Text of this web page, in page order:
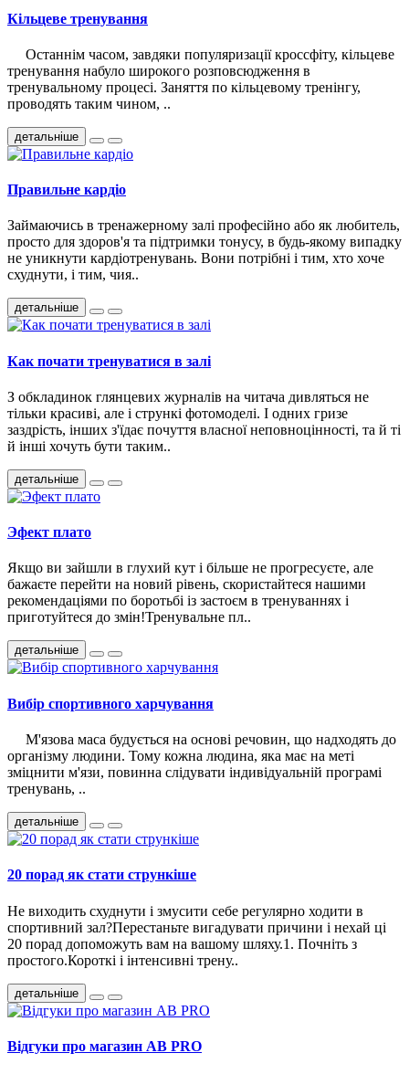
Кільцеве тренування
Останнім часом, завдяки популяризації кроссфіту, кільцеве
тренування набуло широкого розповсюдження в
тренувальному процесі. Заняття по кільцевому тренінгу,
проводять таким чином, ..
детальніше
Правильне кардіо
Займаючись в тренажерному залі професійно або як любитель,
просто для здоров'я та підтримки тонусу, в будь-якому випадку
не уникнути кардіотренувань. Вони потрібні і тим, хто хоче
схуднути, і тим, чия..
детальніше
Как почати тренуватися в залі
З обкладинок глянцевих журналів на читача дивляться не
тільки красиві, але і стрункі фотомоделі. І одних гризе
заздрість, інших з'їдає почуття власної неповноцінності, та й ті
й інші хочуть бути таким..
детальніше
Эфект плато
Якщо ви зайшли в глухий кут і більше не прогресуєте, але
бажаєте перейти на новий рівень, скористайтеся нашими
рекомендаціями по боротьбі із застоєм в тренуваннях і
приготуйтеся до змін!Тренувальне пл..
детальніше
Вибір спортивного харчування
М'язова маса будується на основі речовин, що надходять до
організму людини. Тому кожна людина, яка має на меті
зміцнити м'язи, повинна слідувати індивідуальній програмі
тренувань, ..
детальніше
20 порад як стати стрункіше
Не виходить схуднути і змусити себе регулярно ходити в
спортивний зал?Перестаньте вигадувати причини і нехай ці
20 порад допоможуть вам на вашому шляху.1. Почніть з
простого.Короткі і інтенсивні трену..
детальніше
Відгуки про магазин AB PRO